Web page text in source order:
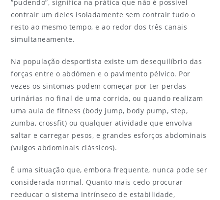
“pudendo”, significa na prática que não é possível
contrair um deles isoladamente sem contrair tudo o
resto ao mesmo tempo, e ao redor dos três canais
simultaneamente.
Na população desportista existe um desequilíbrio das
forças entre o abdómen e o pavimento pélvico. Por
vezes os sintomas podem começar por ter perdas
urinárias no final de uma corrida, ou quando realizam
uma aula de fitness (body jump, body pump, step,
zumba, crossfit) ou qualquer atividade que envolva
saltar e carregar pesos, e grandes esforços abdominais
(vulgos abdominais clássicos).
É uma situação que, embora frequente, nunca pode ser
considerada normal. Quanto mais cedo procurar
reeducar o sistema intrínseco de estabilidade,